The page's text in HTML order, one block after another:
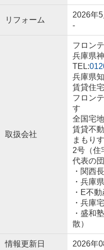
リフォーム
2026年
-
取扱会社
フロン
兵庫県
TEL:
兵庫県
賃貸住
フロン
す
全国宅
賃貸不
まもり
2号（住
代表の
・関西
・兵庫
・E不動
・兵庫
・盛和
散）
情報更新日 2026年